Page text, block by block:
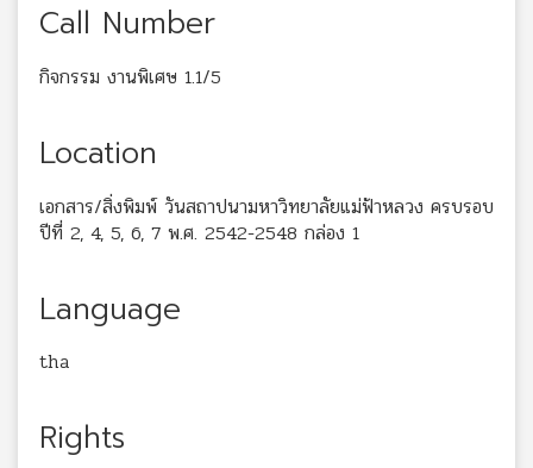
Call Number
กิจกรรม งานพิเศษ 1.1/5
Location
เอกสาร/สิ่งพิมพ์ วันสถาปนามหาวิทยาลัยแม่ฟ้าหลวง ครบรอบ
ปีที่ 2, 4, 5, 6, 7 พ.ศ. 2542-2548 กล่อง 1
Language
tha
Rights